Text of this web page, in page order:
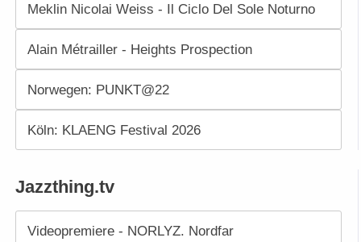
Meklin Nicolai Weiss - Il Ciclo Del Sole Noturno
Alain Métrailler - Heights Prospection
Norwegen: PUNKT@22
Köln: KLAENG Festival 2026
Jazzthing.tv
Videopremiere - NORLYZ. Nordfar